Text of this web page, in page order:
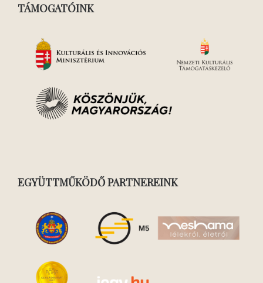
TÁMOGATÓINK
EGYÜTTMŰKÖDŐ PARTNEREINK